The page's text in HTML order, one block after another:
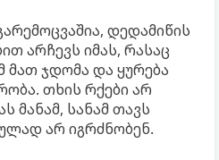
დედამიწის
არჩევს იმას, რასაც
მათ ჯდომა და ყურება
თხის რქები არ
მანამ, სანამ თავს
არ იგრძნობენ.